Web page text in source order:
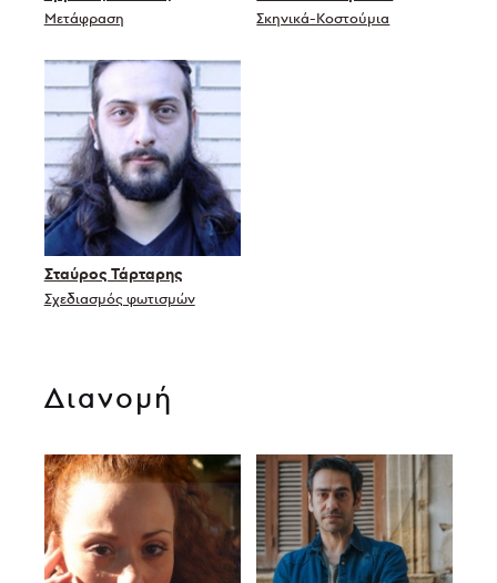
Μετάφραση Σκηνικά-Κοστούμια
Σταύρος Τάρταρης
Σχεδιασμός φωτισμών
Διανομή